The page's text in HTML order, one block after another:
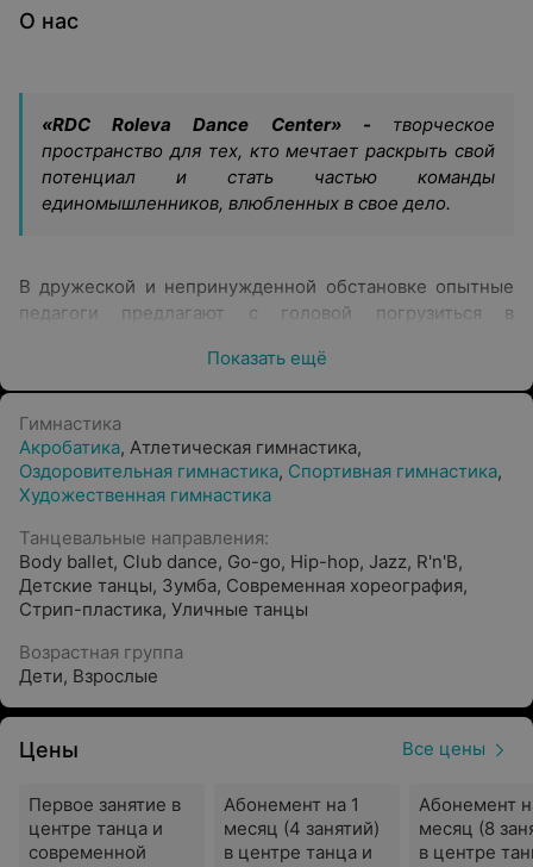
О нас
«RDC Roleva Dance Center» - творческое
пространство для тех, кто мечтает раскрыть свой
потенциал и стать частью команды
единомышленников, влюбленных в свое дело.
В дружеской и непринужденной обстановке опытные
педагоги предлагают с головой погрузиться в
танцевального искусства.
Концертные составы RDC kids (эстрадный танец,
dance show, street dance)
Body ballet.
Jazz Modern.
Jazz Fank.
Hip hop.
Мама+малыш (с 1,5 года).
Слинготанец (с 3-х месяцев).
Акробатика и гимнастика.
Показать ещё
Гимнастика
Акробатика, Атлетическая гимнастика,
Оздоровительная гимнастика, Спортивная гимнастика,
Художественная гимнастика
Танцевальные направления:
Body ballet, Club dance, Go-go, Hip-hop, Jazz, R'n'B,
Детские танцы, Зумба, Современная хореография,
Стрип-пластика, Уличные танцы
Возрастная группа
Дети, Взрослые
Цены Все цены
Первое занятие в
центре танца и
современной
Абонемент на 1
месяц (4 занятий)
в центре танца и
Абонемент
месяц (8
в центре